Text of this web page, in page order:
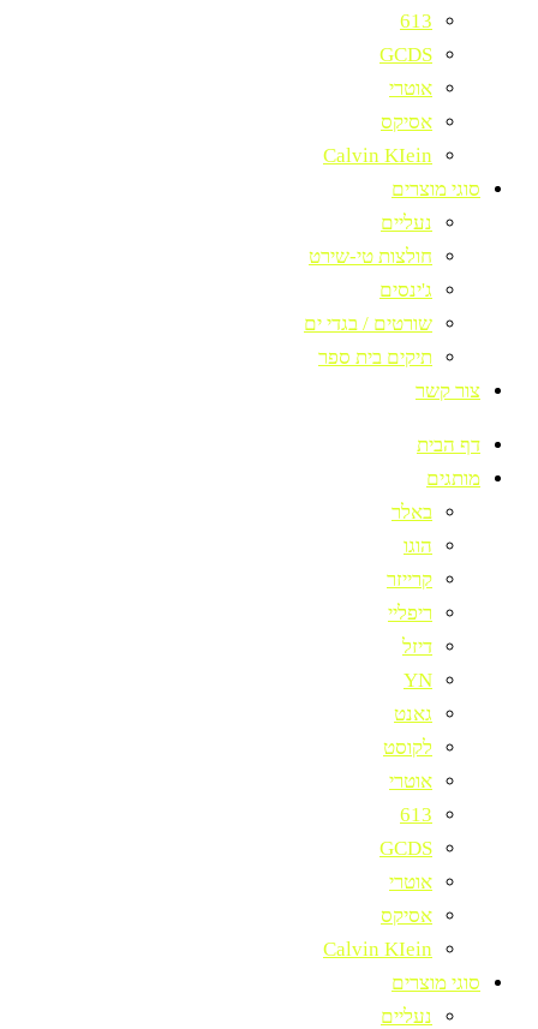
613
GCDS
אוטרי
אסיקס
Calvin KIein
סוגי מוצרים
נעליים
חולצות טי-שירט
ג'ינסים
שורטים / בגדי ים
תיקים בית ספר
צור קשר
דף הבית
מותגים
באלר
הוגו
קרייזר
ריפליי
דיזל
YN
גאנט
לקוסט
אוטרי
613
GCDS
אוטרי
אסיקס
Calvin KIein
סוגי מוצרים
נעליים